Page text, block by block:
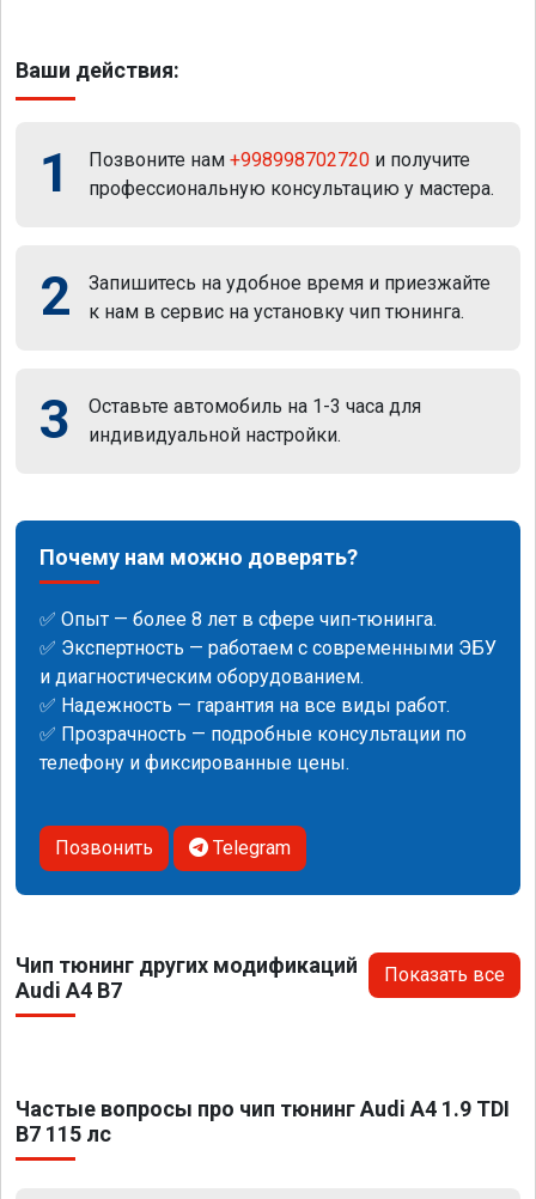
Ваши действия:
1 Позвоните нам +998998702720 и получите
профессиональную консультацию у мастера.
2
Запишитесь на удобное время и приезжайте
к нам в сервис на установку чип тюнинга.
3
Оставьте автомобиль на 1-3 часа для
индивидуальной настройки.
Почему нам можно доверять?
✅ Опыт — более 8 лет в сфере чип-тюнинга.
✅ Экспертность — работаем с современными ЭБУ
и диагностическим оборудованием.
✅ Надежность — гарантия на все виды работ.
✅ Прозрачность — подробные консультации по
телефону и фиксированные цены.
Позвонить Telegram
Чип тюнинг других модификаций
Audi A4 B7
Показать все
Частые вопросы про чип тюнинг Audi A4 1.9 TDI
B7 115 лс